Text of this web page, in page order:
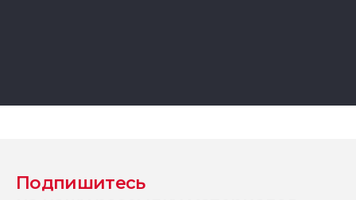
Подпишитесь